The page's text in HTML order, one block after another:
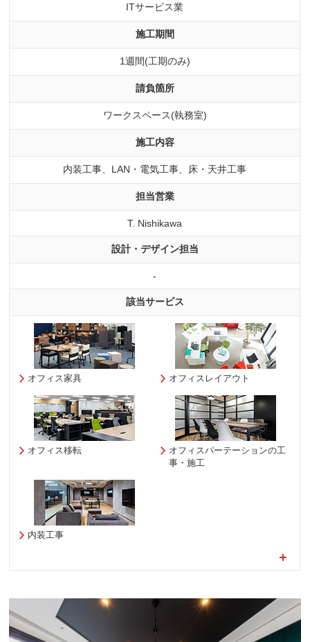
ITサービス業
施工期間
1週間(工期のみ)
請負箇所
ワークスペース(執務室)
施工内容
内装工事、LAN・電気工事、床・天井工事
担当営業
T. Nishikawa
設計・デザイン担当
-
該当サービス
オフィス家具 オフィスレイアウト
オフィス移転
オフィスパーテーションの工
事・施工
内装工事